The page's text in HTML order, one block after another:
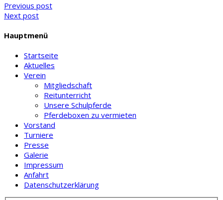
Previous post
Next post
Hauptmenü
Startseite
Aktuelles
Verein
Mitgliedschaft
Reitunterricht
Unsere Schulpferde
Pferdeboxen zu vermieten
Vorstand
Turniere
Presse
Galerie
Impressum
Anfahrt
Datenschutzerklärung